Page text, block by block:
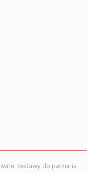
zestawy do parzenia